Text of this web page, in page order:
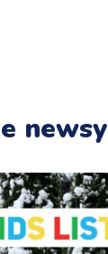
newsy